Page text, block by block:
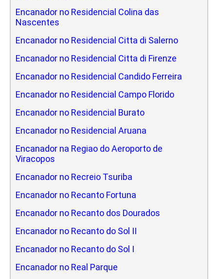
Encanador no Residencial Colina das
Nascentes
Encanador no Residencial Citta di Salerno
Encanador no Residencial Citta di Firenze
Encanador no Residencial Candido Ferreira
Encanador no Residencial Campo Florido
Encanador no Residencial Burato
Encanador no Residencial Aruana
Encanador na Regiao do Aeroporto de
Viracopos
Encanador no Recreio Tsuriba
Encanador no Recanto Fortuna
Encanador no Recanto dos Dourados
Encanador no Recanto do Sol II
Encanador no Recanto do Sol I
Encanador no Real Parque